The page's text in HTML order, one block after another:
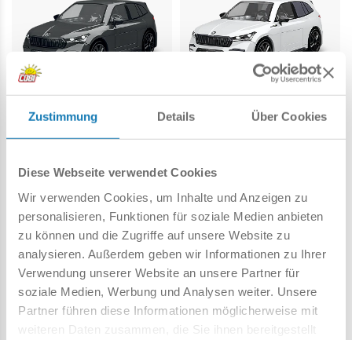
Zustimmung Details Über Cookies
Diese Webseite verwendet Cookies
Wir verwenden Cookies, um Inhalte und Anzeigen zu
personalisieren, Funktionen für soziale Medien anbieten
zu können und die Zugriffe auf unsere Website zu
analysieren. Außerdem geben wir Informationen zu Ihrer
Verwendung unserer Website an unsere Partner für
soziale Medien, Werbung und Analysen weiter. Unsere
Partner führen diese Informationen möglicherweise mit
weiteren Daten zusammen, die Sie ihnen bereitgestellt
16,99 €
In den Warenkorb
16,99 €
In den Warenkorb
Rabatt -40,00 €